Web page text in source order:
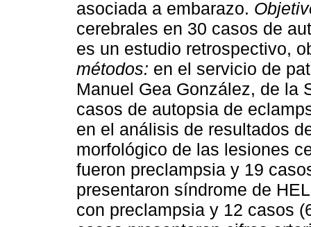
asociada a embarazo.
cerebrales en 30 casos de
es un estudio retrospectivo,
métodos: en el servicio de
Manuel Gea González, de la
casos de autopsia de
en el análisis de resultados
morfológico de las lesiones
fueron preclampsia y 19
presentaron síndrome de
con preclampsia y 12 casos